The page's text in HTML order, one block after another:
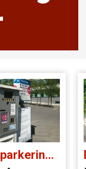
Kamera-parkering i fare: